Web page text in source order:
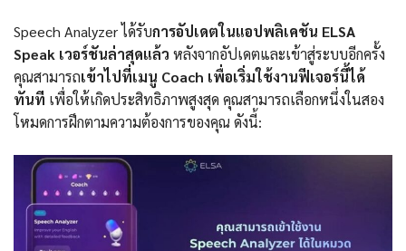
Speech Analyzer ได้รับการอัปเดตในแอปพลิเคชัน ELSA
Speak เวอร์ชันล่าสุดแล้ว หลังจากอัปเดตและเข้าสู่ระบบอีกครั้ง
คุณสามารถเข้าไปที่เมนู Coach เพื่อเริ่มใช้งานฟีเจอร์นี้ได้
ทันที เพื่อให้เกิดประสิทธิภาพสูงสุด คุณสามารถเลือกหนึ่งในสอง
โหมดการฝึกตามความต้องการของคุณ ดังนี้: